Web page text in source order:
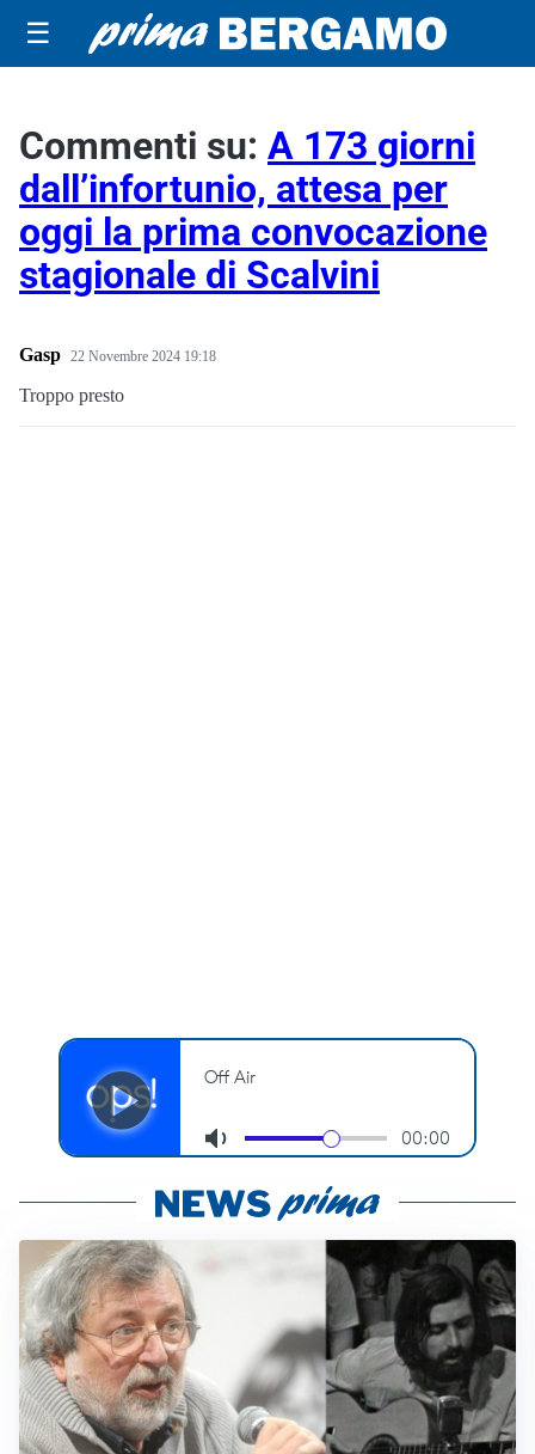
☰
Commenti su: A 173 giorni
dall’infortunio, attesa per
oggi la prima convocazione
stagionale di Scalvini
Gasp 22 Novembre 2024 19:18
Troppo presto